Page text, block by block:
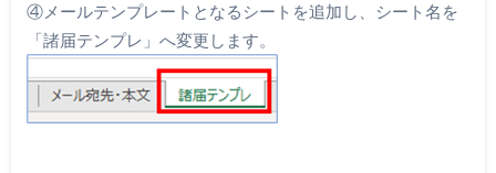
④メールテンプレートとなるシートを追加し、シート名を
「諸届テンプレ」へ変更します。